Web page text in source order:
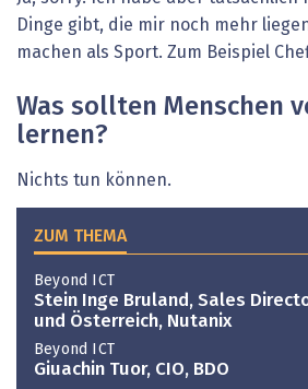
Dinge gibt, die mir noch mehr
machen als Sport. Zum Beispiel
Was sollten Menschen
lernen?
Nichts tun können.
ZUM THEMA
Beyond ICT
Stein Inge Bruland, Sales
und Österreich, Nutanix
Beyond ICT
Giuachin Tuor, CIO, BDO